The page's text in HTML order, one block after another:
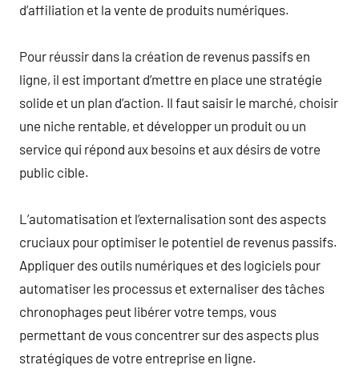
d’affiliation et la vente de produits numériques.
Pour réussir dans la création de revenus passifs en
ligne, il est important d’mettre en place une stratégie
solide et un plan d’action. Il faut saisir le marché, choisir
une niche rentable, et développer un produit ou un
service qui répond aux besoins et aux désirs de votre
public cible.
L’automatisation et l’externalisation sont des aspects
cruciaux pour optimiser le potentiel de revenus passifs.
Appliquer des outils numériques et des logiciels pour
automatiser les processus et externaliser des tâches
chronophages peut libérer votre temps, vous
permettant de vous concentrer sur des aspects plus
stratégiques de votre entreprise en ligne.